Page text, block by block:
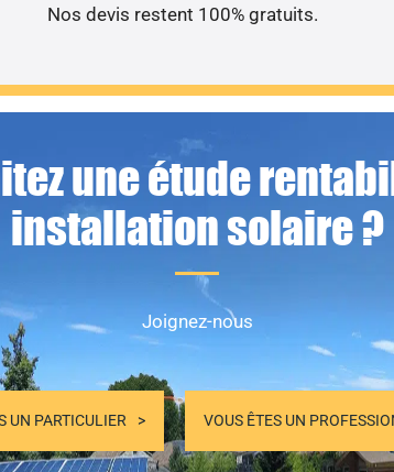
Nos devis restent 100% gratuits.
une étude
installation solaire ?
Joignez-nous
UN PARTICULIER VOUS ÊTES UN